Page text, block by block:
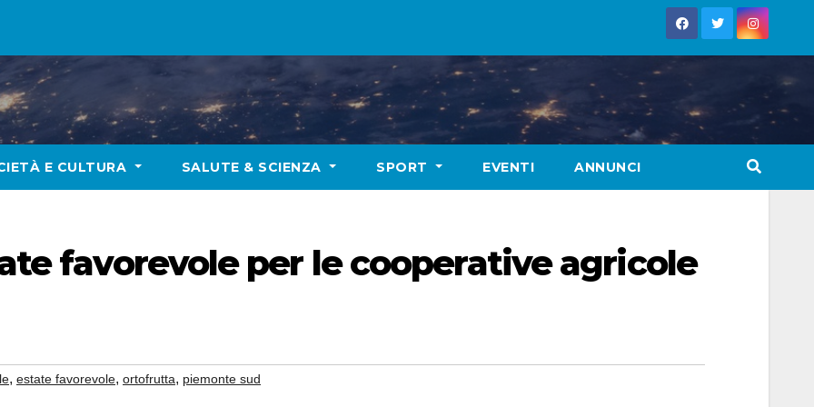
E CULTURA SALUTE & SCIENZA SPORT EVENTI ANNUNCI
favorevole per le cooperative agricole
, estate favorevole, ortofrutta, piemonte sud